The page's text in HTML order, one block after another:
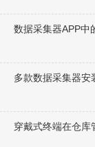
数据采集器APP中
多款数据采集器安
穿戴式终端在仓库